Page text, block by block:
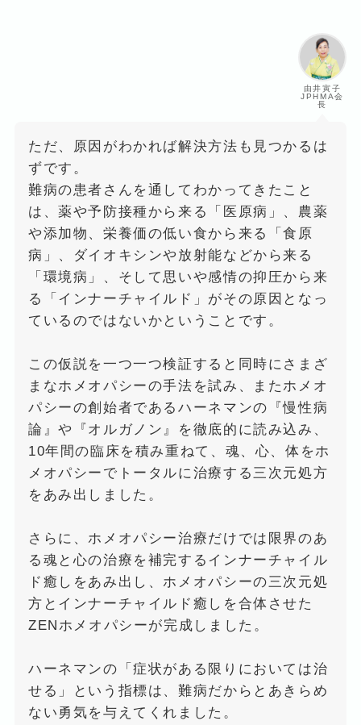
由井寅子
JPHMA会
長
ただ、原因がわかれば解決方法も見つかるは
ずです。
難病の患者さんを通してわかってきたこと
は、薬や予防接種から来る「医原病」、農薬
や添加物、栄養価の低い食から来る「食原
病」、ダイオキシンや放射能などから来る
「環境病」、そして思いや感情の抑圧から来
る「インナーチャイルド」がその原因となっ
ているのではないかということです。
この仮説を一つ一つ検証すると同時にさまざ
まなホメオパシーの手法を試み、またホメオ
パシーの創始者であるハーネマンの『慢性病
論』や『オルガノン』を徹底的に読み込み、
10年間の臨床を積み重ねて、魂、心、体をホ
メオパシーでトータルに治療する三次元処方
をあみ出しました。
さらに、ホメオパシー治療だけでは限界のあ
る魂と心の治療を補完するインナーチャイル
ド癒しをあみ出し、ホメオパシーの三次元処
方とインナーチャイルド癒しを合体させた
ZENホメオパシーが完成しました。
ハーネマンの「症状がある限りにおいては治
せる」という指標は、難病だからとあきらめ
ない勇気を与えてくれました。